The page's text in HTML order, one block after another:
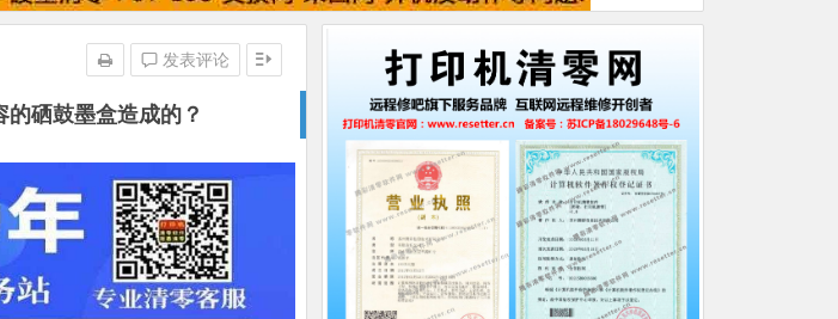
硒鼓墨盒造成的？
发表评论